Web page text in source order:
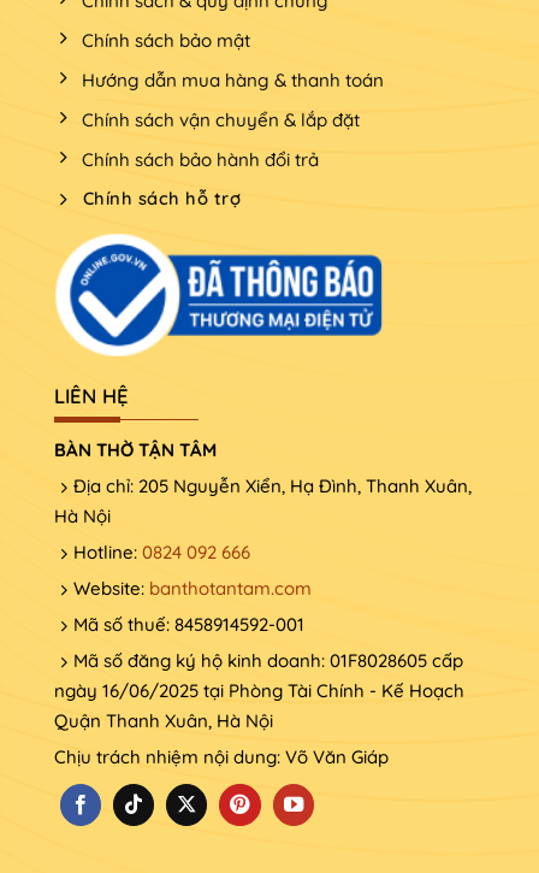
Chính sách bảo mật
Hướng dẫn mua hàng & thanh toán
Chính sách vận chuyển & lắp đặt
Chính sách bảo hành đổi trả
Chính sách hỗ trợ
LIÊN HỆ
BÀN THỜ TẬN TÂM
Địa chỉ: 205 Nguyễn Xiển, Hạ Đình, Thanh Xuân,
Hà Nội
Hotline: 0824 092 666
Website: banthotantam.com
Mã số thuế: 8458914592-001
Mã số đăng ký hộ kinh doanh: 01F8028605 cấp
ngày 16/06/2025 tại Phòng Tài Chính - Kế Hoạch
Quận Thanh Xuân, Hà Nội
Chịu trách nhiệm nội dung: Võ Văn Giáp